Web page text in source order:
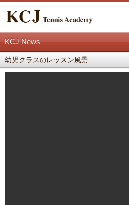
KCJ News
幼児クラスのレッスン風景